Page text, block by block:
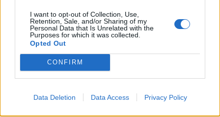
I want to opt-out of Collection, Use,
Retention, Sale, and/or Sharing of my
Personal Data that Is Unrelated with the
Purposes for which it was collected.
Opted Out
CONFIRM
Data Deletion Data Access Privacy Policy
Συμβουλές Καριέρας
HR corner
Περιγραφές Θέσεων Εργασίας
Ερωτήσεις συνεντεύξεων